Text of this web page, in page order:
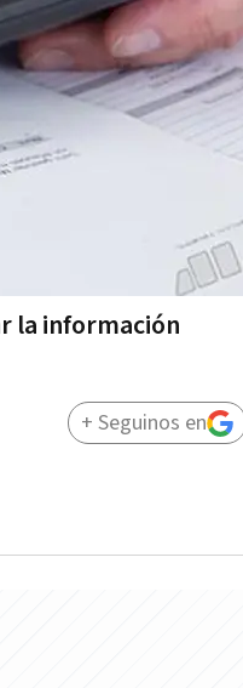
la información
+ Seguinos en